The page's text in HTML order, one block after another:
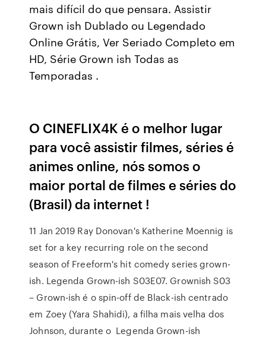
mais difícil do que pensara. Assistir
Grown ish Dublado ou Legendado
Online Grátis, Ver Seriado Completo em
HD, Série Grown ish Todas as
Temporadas .
O CINEFLIX4K é o melhor lugar
para você assistir filmes, séries é
animes online, nós somos o
maior portal de filmes e séries do
(Brasil) da internet !
11 Jan 2019 Ray Donovan's Katherine Moennig is
set for a key recurring role on the second
season of Freeform's hit comedy series grown-
ish. Legenda Grown-ish S03E07. Grownish S03
– Grown-ish é o spin-off de Black-ish centrado
em Zoey (Yara Shahidi), a filha mais velha dos
Johnson, durante o Legenda Grown-ish